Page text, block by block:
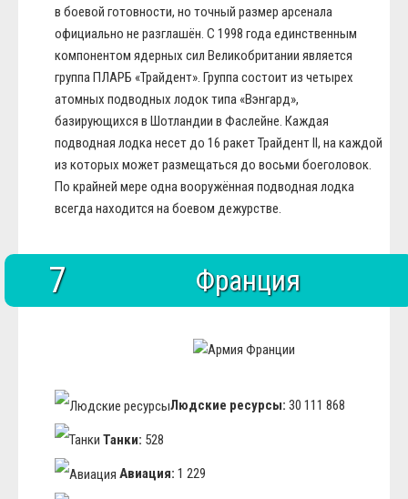
в боевой готовности, но точный размер арсенала
официально не разглашён. С 1998 года единственным
компонентом ядерных сил Великобритании является
группа ПЛАРБ «Трайдент». Группа состоит из четырех
атомных подводных лодок типа «Вэнгард»,
базирующихся в Шотландии в Фаслейне. Каждая
подводная лодка несет до 16 ракет Трайдент II, на каждой
из которых может размещаться до восьми боеголовок.
По крайней мере одна вооружённая подводная лодка
всегда находится на боевом дежурстве.
7 Франция
Людские ресурсы: 30 111 868
Танки: 528
Авиация: 1 229